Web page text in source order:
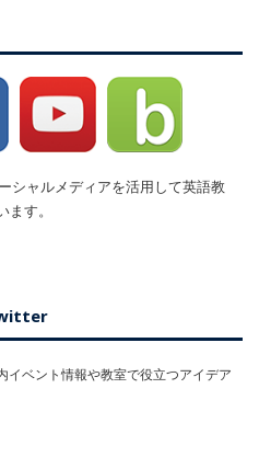
シャルメディアを活用して英語教
す。
イベント情報や教室で役立つアイデア